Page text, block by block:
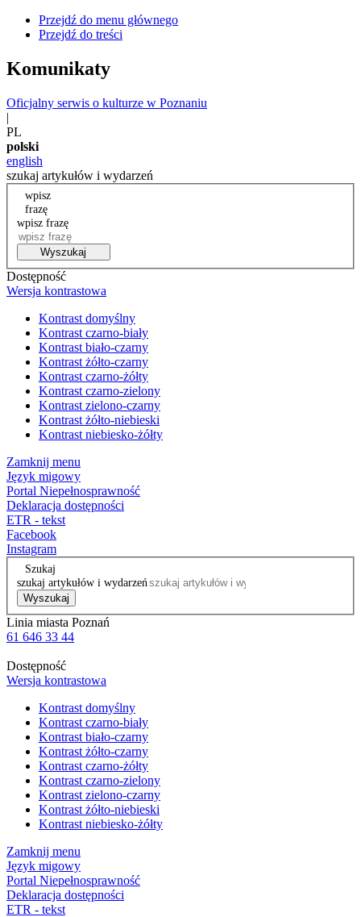
Przejdź do menu głównego
Przejdź do treści
Komunikaty
Oficjalny serwis o kulturze w Poznaniu
|
PL
polski
english
szukaj artykułów i wydarzeń
wpisz
frazę
wpisz frazę
Wyszukaj
Dostępność
Wersja kontrastowa
Kontrast domyślny
Kontrast czarno-biały
Kontrast biało-czarny
Kontrast żółto-czarny
Kontrast czarno-żółty
Kontrast czarno-zielony
Kontrast zielono-czarny
Kontrast żółto-niebieski
Kontrast niebiesko-żółty
Zamknij menu
Język migowy
Portal Niepełnosprawność
Deklaracja dostępności
ETR - tekst
Facebook
Instagram
Szukaj
szukaj artykułów i wydarzeń
Wyszukaj
Linia miasta Poznań
61 646 33 44
Dostępność
Wersja kontrastowa
Kontrast domyślny
Kontrast czarno-biały
Kontrast biało-czarny
Kontrast żółto-czarny
Kontrast czarno-żółty
Kontrast czarno-zielony
Kontrast zielono-czarny
Kontrast żółto-niebieski
Kontrast niebiesko-żółty
Zamknij menu
Język migowy
Portal Niepełnosprawność
Deklaracja dostępności
ETR - tekst